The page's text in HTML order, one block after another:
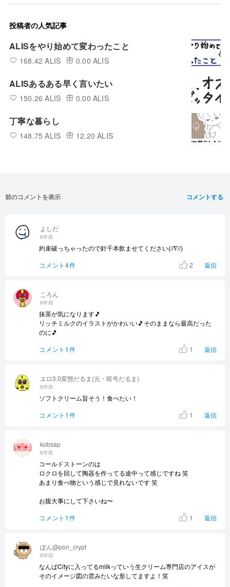
投稿者の人気記事
ALISをやり始めて変わったこと
168.42 ALIS 0.00 ALIS
ALISあるある早く言いたい
150.26 ALIS 0.00 ALIS
丁寧な暮らし
148.75 ALIS 12.20 ALIS
コメントする
前のコメントを表示
ぽん@pon_crypt
8年前
なんばCityに入ってるmilkっていう生クリーム専門店のアイスが
そのイメージ図の雲みたいな形してますよ！笑
kobsap
8年前
コールドストーンのは
ロクロを回して陶器を作ってる途中って感じですね 笑
あまり食べ物という感じで見れないです 笑
お腹大事にして下さいね〜
コメント1件
1 返信
エロ3.0変態だるま(元・暗号だるま)
8年前
ソフトクリーム旨そう！食べたい！
コメント1件
1 返信
ころん
8年前
抹茶が気になります🎵
リッチミルクのイラストがかわいい🎵そのままなら最高だった
のに🎵
コメント1件
1 返信
よしだ
8年前
約束破っちゃったので針千本飲ませてください(//∇//)
コメント4件
2 返信